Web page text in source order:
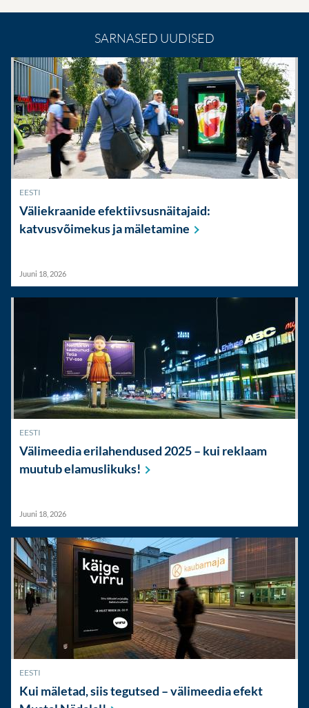
SARNASED UUDISED
EESTI
Väliekraanide efektiivsusnäitajaid:
katvusvõimekus jamäletamine
Juuni 18, 2026
EESTI
Välimeedia erilahendused 2025 – kui reklaam
muutubelamuslikuks!
Juuni 18, 2026
EESTI
Kui mäletad, siis tegutsed – välimeedia efekt